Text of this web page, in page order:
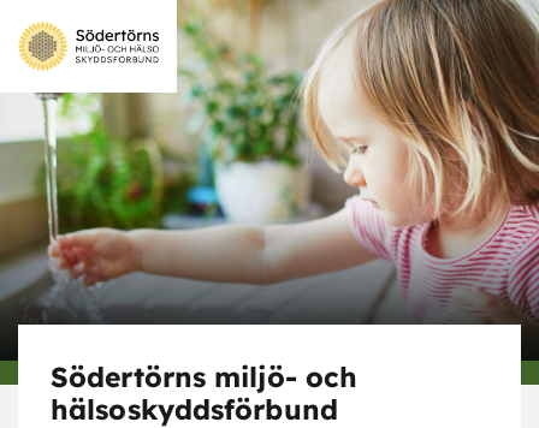
Södertörns miljö- och
hälsoskyddsförbund